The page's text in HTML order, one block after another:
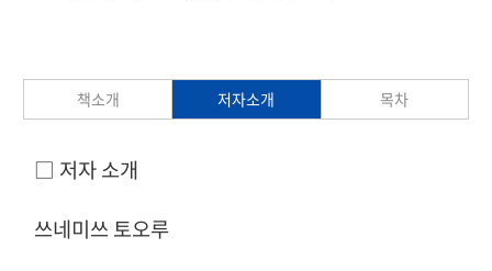
책소개 저자소개 목차
​□ 저자 소개
쓰네미쓰 토오루